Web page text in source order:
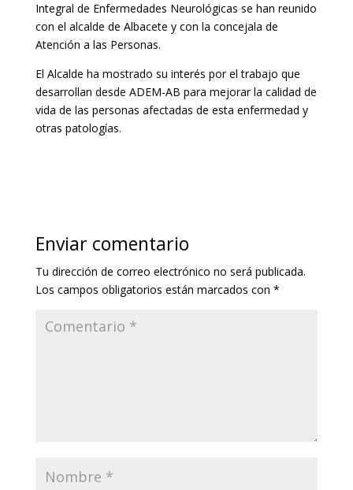
Integral de Enfermedades Neurológicas se han reunido
con el alcalde de Albacete y con la concejala de
Atención a las Personas.
El Alcalde ha mostrado su interés por el trabajo que
desarrollan desde ADEM-AB para mejorar la calidad de
vida de las personas afectadas de esta enfermedad y
otras patologías.
Enviar comentario
Tu dirección de correo electrónico no será publicada.
Los campos obligatorios están marcados con *